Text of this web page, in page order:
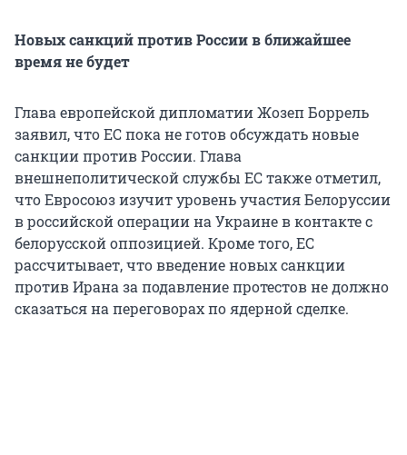
Новых санкций против России в ближайшее
время не будет
Глава европейской дипломатии Жозеп Боррель
заявил, что ЕС пока не готов обсуждать новые
санкции против России. Глава
внешнеполитической службы ЕС также отметил,
что Евросоюз изучит уровень участия Белоруссии
в российской операции на Украине в контакте с
белорусской оппозицией. Кроме того, ЕС
рассчитывает, что введение новых санкции
против Ирана за подавление протестов не должно
сказаться на переговорах по ядерной сделке.